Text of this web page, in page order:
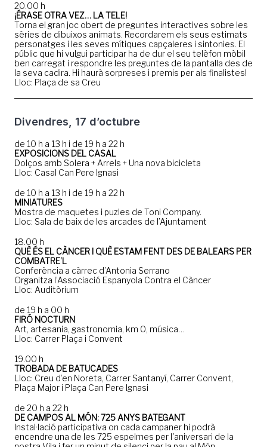
20.00 h
¡ÉRASE OTRA VEZ… LA TELE!
Torna el gran joc obert de preguntes interactives sobre les
sèries de dibuixos animats. Recordarem els seus estimats
personatges i les seves mítiques capçaleres i sintonies. El
públic que hi vulgui participar ha de dur el seu telèfon mòbil
ben carregat i respondre les preguntes de la pantalla des de
la seva cadira. Hi haurà sorpreses i premis per als finalistes!
Lloc: Plaça de sa Creu
Divendres, 17 d’octubre
de 10 h a 13 h i de 19 h a 22 h
EXPOSICIONS DEL CASAL
Dolços amb Solera + Arrels + Una nova bicicleta
Lloc: Casal Can Pere Ignasi
de 10 h a 13 h i de 19 h a 22 h
MINIATURES
Mostra de maquetes i puzles de Toni Company.
Lloc: Sala de baix de les arcades de l’Ajuntament
18.00 h
QUÈ ÉS EL CÀNCER I QUÈ ESTAM FENT DES DE BALEARS PER
COMBATRE’L
Conferència a càrrec d’Antonia Serrano
Organitza l’Associació Espanyola Contra el Càncer
Lloc: Auditòrium
de 19 h a 00 h
FIRÓ NOCTURN
Art, artesania, gastronomia, km 0, música…
Lloc: Carrer Plaça i Convent
19.00 h
TROBADA DE BATUCADES
Lloc: Creu d’en Noreta, Carrer Santanyí, Carrer Convent,
Plaça Major i Plaça Can Pere Ignasi
de 20 h a 22 h
DE CAMPOS AL MÓN: 725 ANYS BATEGANT
Instal·lació participativa on cada campaner hi podrà
encendre una de les 725 espelmes per l'aniversari de la